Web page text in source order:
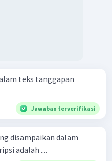
teks tanggapan
Jawaban terverifikasi
disampaikan dalam
adalah ....